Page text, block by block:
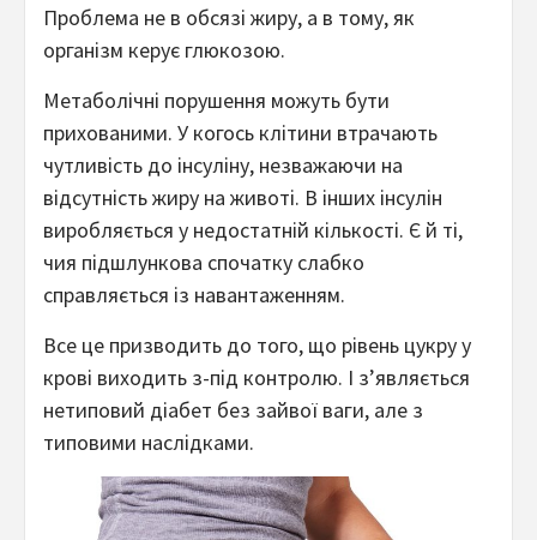
Проблема не в обсязі жиру, а в тому, як
організм керує глюкозою.
Метаболічні порушення можуть бути
прихованими. У когось клітини втрачають
чутливість до інсуліну, незважаючи на
відсутність жиру на животі. В інших інсулін
виробляється у недостатній кількості. Є й ті,
чия підшлункова спочатку слабко
справляється із навантаженням.
Все це призводить до того, що рівень цукру у
крові виходить з-під контролю. І з’являється
нетиповий діабет без зайвої ваги, але з
типовими наслідками.